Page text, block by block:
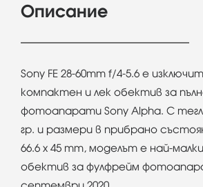
Описание
Sony FE 28-60mm f/4-5.6 е
компактен и лек обектив за
фотоапарати Sony Alpha. С
гр. и размери в прибрано
66.6 x 45 mm, моделът е най-
обектив за фулфрейм